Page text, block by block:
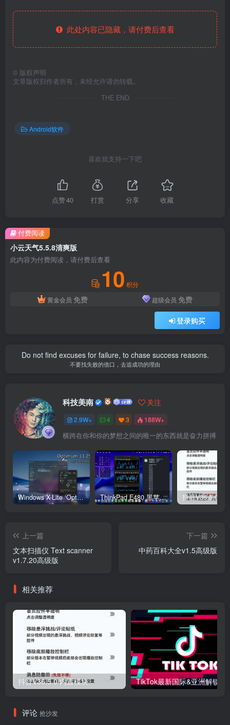
此处内容已隐藏，请付费后查看
© 版权声明
文章版权归作者所有，未经允许请勿转载。
THE END
Android软件
喜欢就支持一下吧
点赞40 打赏 分享 收藏
小云天气5.5.8清爽版
此内容为付费阅读，请付费后查看
10 积分
黄金会员 免费 超级会员 免费
登录购买
付费阅读
Do not find excuses for failure, to chase success reasons.
不要找失败的借口，去追成功的理由
科技美南 关注
2.9W+ 4 3 188W+
横跨在你和你的梦想之间的唯一的东西就是奋力拼搏
Windows X-Lite ‘Optimum 11’ 25H2 Pro v2 ThinkPad E480 黑苹果完美Tahoe的EFI分享（2026.03.01更新） 抖音V36.5.0 内
上一篇
文本扫描仪 Text scanner
v1.7.20高级版
下一篇
中药百科大全v1.5高级版
相关推荐
抖音V36.5.0 内置模块
评论 抢沙发